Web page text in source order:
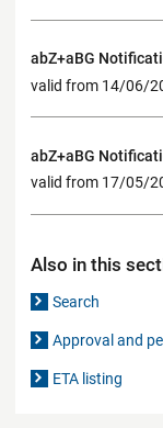
abZ+aBG
valid from 14/06/
abZ+aBG
valid from 17/05/
Also in this
Search
Approval and
ETA listing